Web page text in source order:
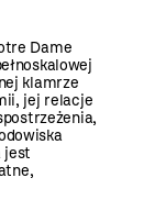
Dame
klamrze
jej relacje
jest